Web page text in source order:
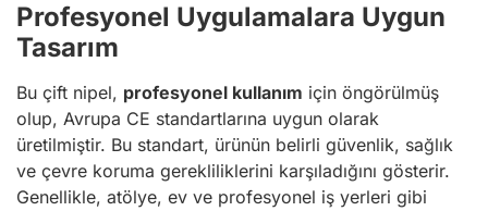
Profesyonel Uygulamalara Uygun
Tasarım
Bu çift nipel, profesyonel kullanım için öngörülmüş
olup, Avrupa CE standartlarına uygun olarak
üretilmiştir. Bu standart, ürünün belirli güvenlik, sağlık
ve çevre koruma gerekliliklerini karşıladığını gösterir.
Genellikle, atölye, ev ve profesyonel iş yerleri gibi